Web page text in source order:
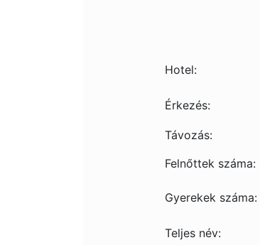
Hotel:
Érkezés:
Távozás:
Felnőttek száma:
Gyerekek száma:
Teljes név: